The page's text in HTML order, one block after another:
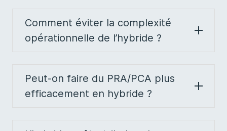
Comment éviter la complexité
opérationnelle de l’hybride ?
Peut-on faire du PRA/PCA plus
efficacement en hybride ?